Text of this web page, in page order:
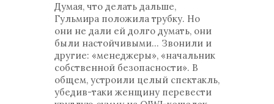
Думая, что делать дальше,
Гульмира положила трубку. Но
они не дали ей долго думать, они
были настойчивыми... Звонили и
другие: «менеджеры», «начальник
собственной безопасности». В
общем, устроили целый спектакль,
убедив-таки женщину перевести